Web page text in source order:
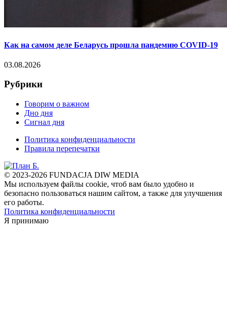
Как на самом деле Беларусь прошла пандемию COVID-19
03.08.2026
Рубрики
Говорим о важном
Дно дня
Сигнал дня
Политика конфиденциальности
Правила перепечатки
© 2023-2026 FUNDACJA DIW MEDIA
Мы используем файлы cookie, чтоб вам было удобно и
безопасно пользоваться нашим сайтом, а также для улучшения
его работы.
Политика конфиденциальности
Я принимаю